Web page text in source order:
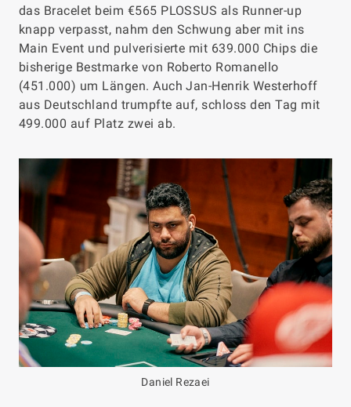
das Bracelet beim €565 PLOSSUS als Runner-up
knapp verpasst, nahm den Schwung aber mit ins
Main Event und pulverisierte mit 639.000 Chips die
bisherige Bestmarke von Roberto Romanello
(451.000) um Längen. Auch Jan-Henrik Westerhoff
aus Deutschland trumpfte auf, schloss den Tag mit
499.000 auf Platz zwei ab.
Daniel Rezaei